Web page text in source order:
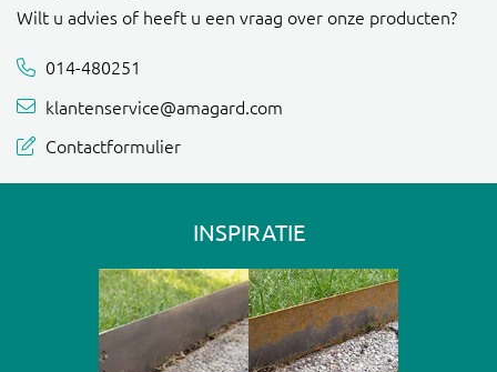
Wilt u advies of heeft u een vraag over onze producten?
014-480251
klantenservice@amagard.com
Contactformulier
INSPIRATIE